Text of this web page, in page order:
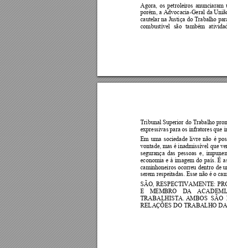
Agora, os petroleiros anunciaram
porém, a Advocacia-Geral da
cautelar na Justiça do Trabalho
combustível são também
Tribunal Superior do Trabalho
expressivas para os infratores que
Em uma sociedade livre não é
vontade, mas é inadmissível que
segurança das pessoas e,
economia e à imagem do país. É
caminhoneiros ocorreu dentro de
serem respeitadas. Esse não é o
SÃO, RESPECTIVAMENTE:
E
MEMBRO DA ACADEM
TRABALHISTA. AMBOS SÃO
RELAÇÕES DO TRABALHO